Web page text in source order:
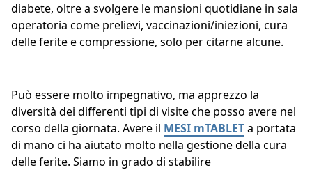
diabete, oltre a svolgere le mansioni quotidiane in sala
operatoria come prelievi, vaccinazioni/iniezioni, cura
delle ferite e compressione, solo per citarne alcune.
Può essere molto impegnativo, ma apprezzo la
diversità dei differenti tipi di visite che posso avere nel
corso della giornata. Avere il MESI mTABLETa portata
di mano ci ha aiutato molto nella gestione della cura
delle ferite. Siamo in grado di stabilire